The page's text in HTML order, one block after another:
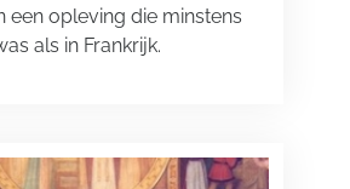
een opleving die minstens
als in Frankrijk.